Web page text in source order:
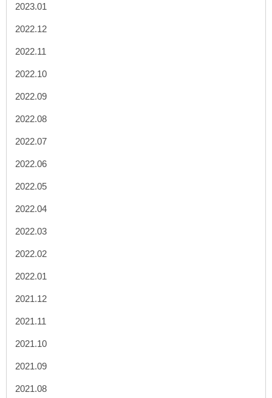
2023.01
2022.12
2022.11
2022.10
2022.09
2022.08
2022.07
2022.06
2022.05
2022.04
2022.03
2022.02
2022.01
2021.12
2021.11
2021.10
2021.09
2021.08